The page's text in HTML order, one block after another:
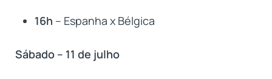
16h – Espanha x Bélgica
Sábado – 11 de julho